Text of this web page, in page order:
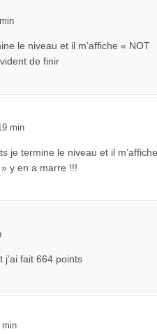
le niveau et il m’affiche « NOT
de finir
min
je termine le niveau et il
y en a marre !!!
j’ai fait 664 points
min